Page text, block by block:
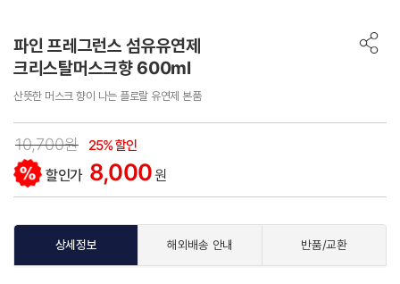
파인 프레그런스 섬유유연제
크리스탈머스크향 600ml
산뜻한 머스크 향이 나는 플로랄 유연제 본품
10,700원 25% 할인
할인가 8,000원
상세정보 해외배송 안내 반품/교환